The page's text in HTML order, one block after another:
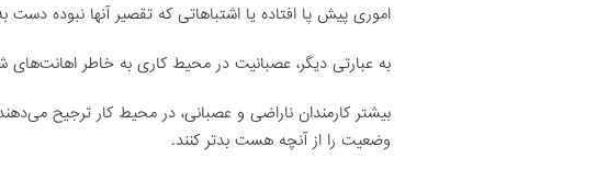
اموری پیش پا افتاده یا اشتباهاتی که تقصیر آنها نبوده دست
به عبارتی دیگر، عصبانیت در محیط کاری به خاطر
بیشتر کارمندان ناراضی و عصبانی، در محیط کار ترجیح
وضعیت را از آنچه هست بدتر کنند.